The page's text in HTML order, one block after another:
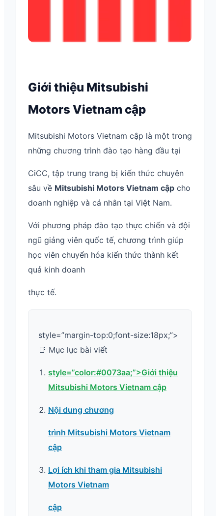
Giới thiệu Mitsubishi
Motors Vietnam cập
Mitsubishi Motors Vietnam cập là một trong
những chương trình đào tạo hàng đầu tại
CiCC, tập trung trang bị kiến thức chuyên
sâu về Mitsubishi Motors Vietnam cập cho
doanh nghiệp và cá nhân tại Việt Nam.
Với phương pháp đào tạo thực chiến và đội
ngũ giảng viên quốc tế, chương trình giúp
học viên chuyển hóa kiến thức thành kết
quả kinh doanh
thực tế.
style=”margin-top:0;font-size:18px;”>
📑 Mục lục bài viết
style=”color:#0073aa;”>Giới thiệu
Mitsubishi Motors Vietnam cập
Nội dung chương
trình Mitsubishi Motors Vietnam
cập
Lợi ích khi tham gia Mitsubishi
Motors Vietnam
cập